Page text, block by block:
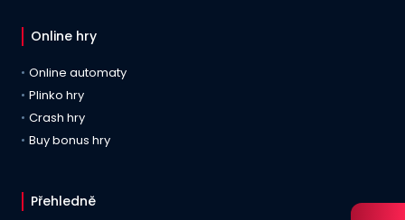
Online hry
Online automaty
Plinko hry
Crash hry
Buy bonus hry
Přehledně